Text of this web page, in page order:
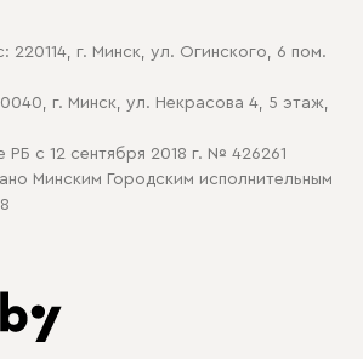
обработки cookie
220114, г. Минск, ул. Огинского, 6 пом.
г. Минск, ул. Некрасова 4, 5 этаж,
РБ с 12 сентября 2018 г. № 426261
Минским Городским исполнительным